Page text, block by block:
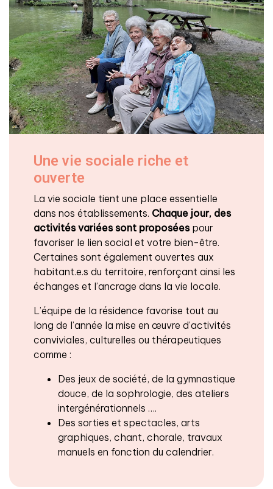
Une vie sociale riche et
ouverte
La vie sociale tient une place essentielle
dans nos établissements. Chaque jour, des
activités variées sont proposéespour
favoriser le lien social et votre bien-être.
Certaines sont également ouvertes aux
habitant.e.s du territoire, renforçant ainsi les
échanges et l’ancrage dans la vie locale.
L’équipe de la résidence favorise tout au
long de l’année la mise en œuvre d’activités
conviviales, culturelles ou thérapeutiques
comme :
Des jeux de société, de la gymnastique
douce, de la sophrologie, des ateliers
intergénérationnels ….
Des sorties et spectacles, arts
graphiques, chant, chorale, travaux
manuels en fonction du calendrier.